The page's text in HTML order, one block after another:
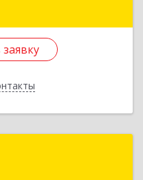
ул, дом № 29, оф.402